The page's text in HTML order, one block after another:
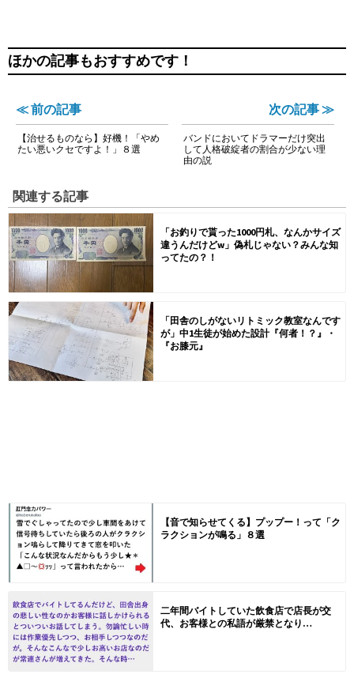
ほかの記事もおすすめです！
≪ 前の記事
【治せるものなら】好機！「やめ
たい悪いクセですよ！」８選
次の記事 ≫
バンドにおいてドラマーだけ突出
して人格破綻者の割合が少ない理
由の説
関連する記事
「お釣りで貰った1000円札、なんかサイズ
違うんだけどw」偽札じゃない？みんな知
ってたの？！
「田舎のしがないリトミック教室なんです
が」中1生徒が始めた設計『何者！？』・
『お膝元』
【音で知らせてくる】プップー！って「ク
ラクションが鳴る」８選
二年間バイトしていた飲食店で店長が交
代、お客様との私語が厳禁となり…